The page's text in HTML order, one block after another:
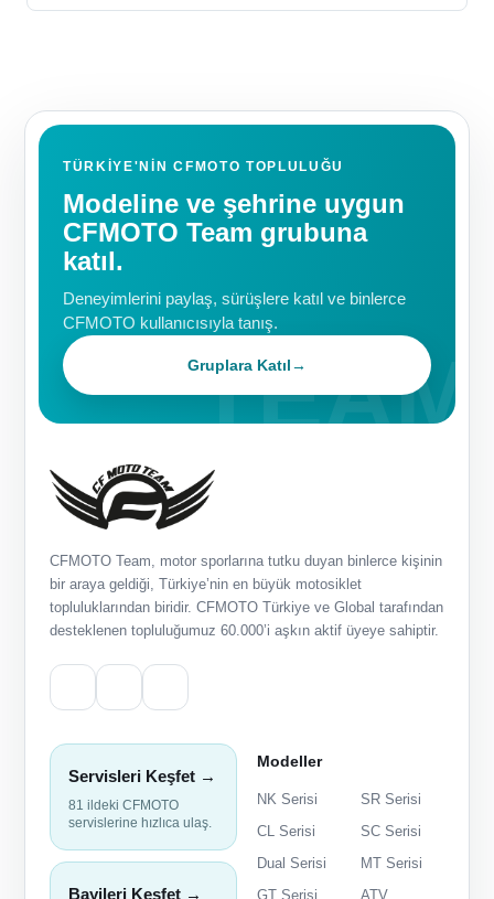
TÜRKIYE'NIN CFMOTO TOPLULUĞU
Modeline ve şehrine uygun
CFMOTO Team grubuna
katıl.
Deneyimlerini paylaş, sürüşlere katıl ve binlerce
CFMOTO kullanıcısıyla tanış.
Gruplara Katıl→
CFMOTO Team, motor sporlarına tutku duyan binlerce kişinin
bir araya geldiği, Türkiye’nin en büyük motosiklet
topluluklarından biridir. CFMOTO Türkiye ve Global tarafından
desteklenen topluluğumuz 60.000’i aşkın aktif üyeye sahiptir.
Servisleri Keşfet →
81 ildeki CFMOTO
servislerine hızlıca ulaş.
Bayileri Keşfet →
Modeller
NK Serisi
SR Serisi
CL Serisi
SC Serisi
Dual Serisi
MT Serisi
GT Serisi
ATV